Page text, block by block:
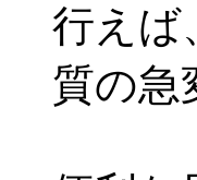
行えば
質の急